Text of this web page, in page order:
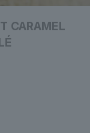
CARAMEL